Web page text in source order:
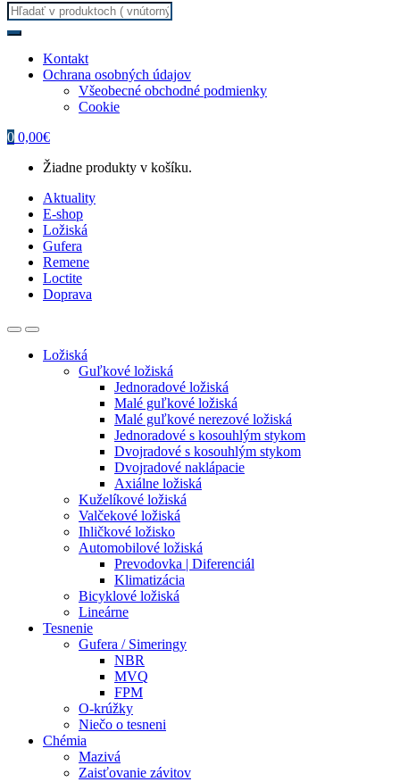
Search
for:
Kontakt
Ochrana osobných údajov
Všeobecné obchodné podmienky
Cookie
0 0,00€
Žiadne produkty v košíku.
Aktuality
E-shop
Ložiská
Gufera
Remene
Loctite
Doprava
Ložiská
Guľkové ložiská
Jednoradové ložiská
Malé guľkové ložiská
Malé guľkové nerezové ložiská
Jednoradové s kosouhlým stykom
Dvojradové s kosouhlým stykom
Dvojradové naklápacie
Axiálne ložiská
Kuželíkové ložiská
Valčekové ložiská
Ihličkové ložisko
Automobilové ložiská
Prevodovka | Diferenciál
Klimatizácia
Bicyklové ložiská
Lineárne
Tesnenie
Gufera / Simeringy
NBR
MVQ
FPM
O-krúžky
Niečo o tesneni
Chémia
Mazivá
Zaisťovanie závitov